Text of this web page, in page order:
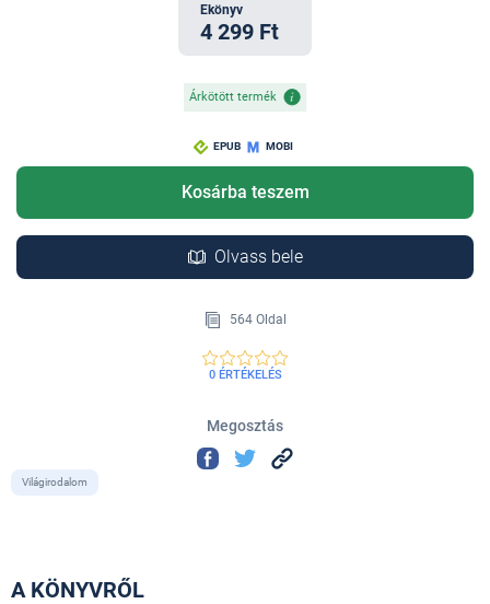
Ekönyv
4 299 Ft
Árkötött termék
EPUB MOBI
Kosárba teszem
Olvass bele
564 Oldal
0 ÉRTÉKELÉS
Megosztás
Világirodalom
A KÖNYVRŐL